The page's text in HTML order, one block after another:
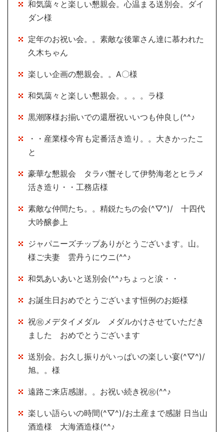
和気藹々と楽しい懇親会。心温まる送別会。ダイ
ダン様
定年のお祝い会。。素敵な後輩さん達に慕われた
久木ちゃん
楽しい企画の懇親会。。A〇様
和気藹々と楽しい懇親会。。。。ラ様
黒潮隊様お揃いでの還暦祝いいつも仲良し(^^♪
・・産業様今宵も定番活き造り。。大きかったこ
と
豪華な懇親会 タラバ蟹そして伊勢海老とヒラメ
活き造り・・工務店様
素敵な仲間たち。。精鋭たちの会(^▽^)/ 十四代
大吟醸参上
ジャパニーズチップありがとうございます。山。
様ご夫妻 雲丹うにウニ(^^♪
和気あいあいと送別会(^^♪ちょっと涙・・
お誕生日おめでとうございます恒例のお姫様
祝㊗メデタイメダル メダルかけさせていただき
ました おめでとうございます
送別会。お久し振りがいっぱいの楽しい宴(^▽^)/
旭。。様
遠路ご来店感謝。。お祝い続き祝㊗(^^♪
楽しい語らいの時間(^▽^)/お土産まで感謝 日当山
酒造様 大海酒造様(^^♪